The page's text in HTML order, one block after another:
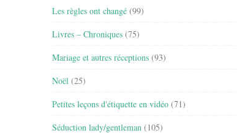
Les règles ont changé (99)
Livres – Chroniques (75)
Mariage et autres réceptions (93)
Noël (25)
Petites leçons d'étiquette en vidéo (71)
Séduction lady/gentleman (105)